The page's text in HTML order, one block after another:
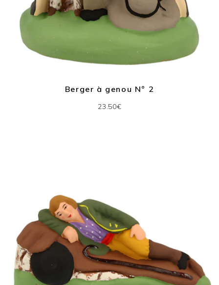
Berger à genou N° 2
23.50€